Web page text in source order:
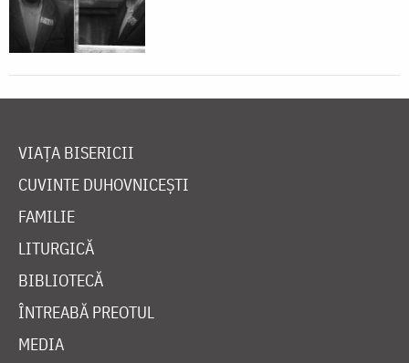
VIAȚA BISERICII
CUVINTE DUHOVNICEȘTI
FAMILIE
LITURGICĂ
BIBLIOTECĂ
ÎNTREABĂ PREOTUL
MEDIA